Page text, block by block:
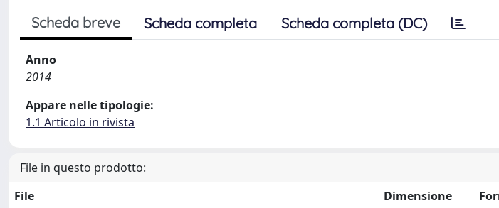
Scheda breve Scheda completa Scheda completa (DC)
Anno
2014
Appare nelle tipologie:
1.1 Articolo in rivista
File in questo prodotto:
File
Dimensione